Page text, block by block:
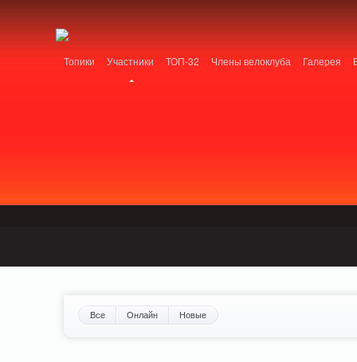
Топики Участники ТОП-32 Члены велоклуба Галерея
Все Онлайн Новые